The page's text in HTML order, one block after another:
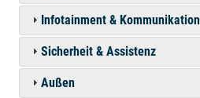
Infotainment & Kommunikation
Sicherheit & Assistenz
Außen